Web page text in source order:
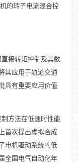
的转子电流混合控
接转矩控制及其数
其应用于轨道交通
具有重要应用价值
方法在低速时性能
首次提出虚拟合成
电机驱动系统的低
全国电气自动化年